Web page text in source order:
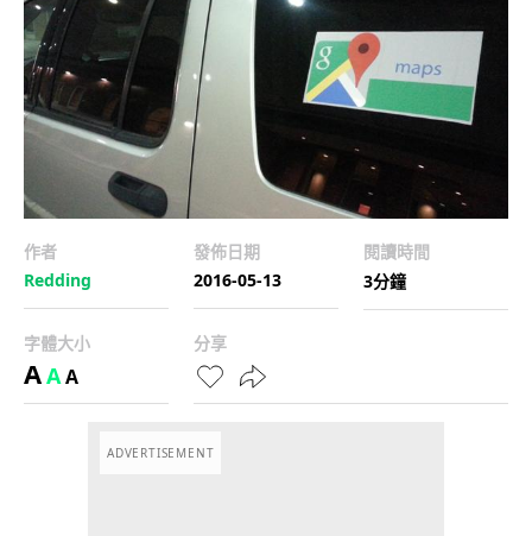
作者
Redding
發佈日期
2016-05-13
閱讀時間
3分鐘
字體大小
AAA
分享
ADVERTISEMENT